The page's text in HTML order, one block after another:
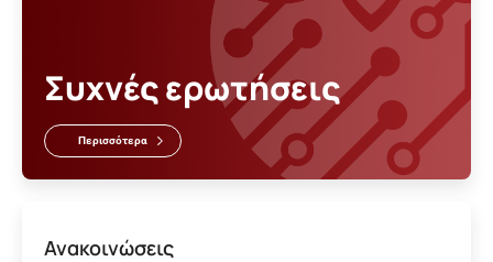
Συχνές ερωτήσεις
Περισσότερα
Ανακοινώσεις